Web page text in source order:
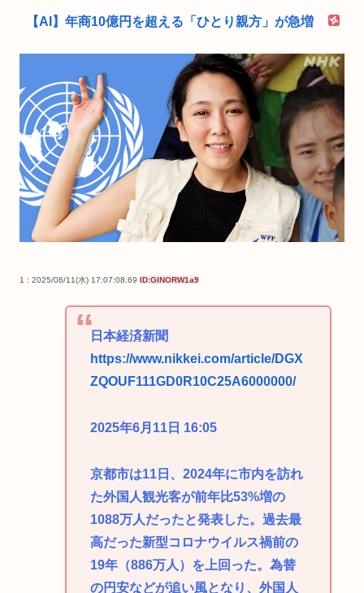
【AI】年商10億円を超える「ひとり親方」が急増
1 : 2025/06/11(水) 17:07:08.69 ID:GINORW1a9
日本経済新聞
https://www.nikkei.com/article/DGX
ZQOUF111GD0R10C25A6000000/
2025年6月11日 16:05
京都市は11日、2024年に市内を訪れ
た外国人観光客が前年比53%増の
1088万人だったと発表した。過去最
高だった新型コロナウイルス禍前の
19年（886万人）を上回った。為替
の円安などが追い風となり、外国人